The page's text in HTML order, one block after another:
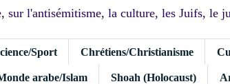
sur l'antisémitisme, la culture, les Juifs, le
Sport Chrétiens/Christianisme
arabe/Islam Shoah (Holocaust)